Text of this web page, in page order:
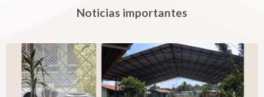
Noticias importantes